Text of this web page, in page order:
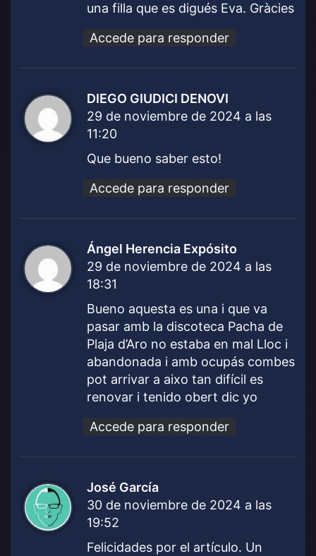
una filla que es digués Eva. Gràcies
Accede para responder
DIEGO GIUDICI DENOVI
i
29 de noviembre de 2024 a las
11:20
Que bueno saber esto!
Accede para responder
Ángel Herencia Expósito
i
29 de noviembre de 2024 a las
18:31
Bueno aquesta es una i que va
pasar amb la discoteca Pacha de
Plaja d’Aro no estaba en mal Lloc i
abandonada i amb ocupás combes
pot arrivar a aixo tan difícil es
renovar i tenido obert dic yo
Accede para responder
José García
i
30 de noviembre de 2024 a las
19:52
Felicidades por el artículo. Un